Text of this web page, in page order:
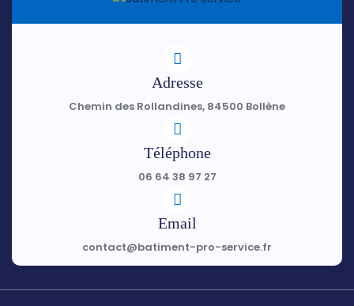
Adresse
Chemin des Rollandines, 84500 Bollène
Téléphone
06 64 38 97 27
Email
contact@batiment-pro-service.fr